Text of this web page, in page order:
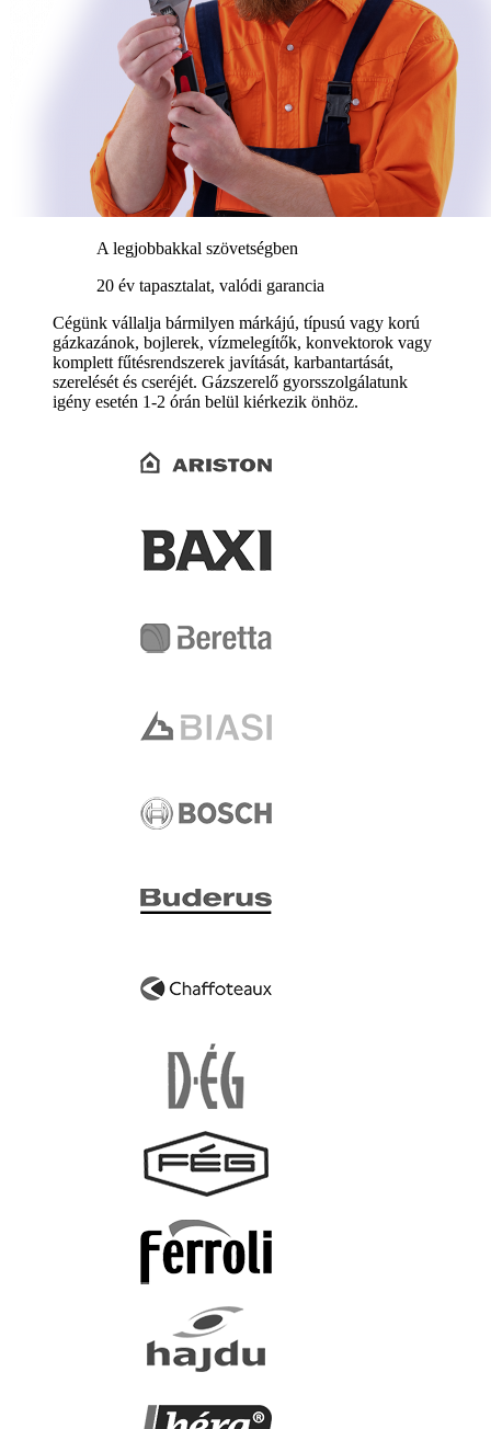
A legjobbakkal szövetségben
20 év tapasztalat, valódi garancia
Cégünk vállalja bármilyen márkájú, típusú vagy korú
gázkazánok, bojlerek, vízmelegítők, konvektorok vagy
komplett fűtésrendszerek javítását, karbantartását,
szerelését és cseréjét. Gázszerelő gyorsszolgálatunk
igény esetén 1-2 órán belül kiérkezik önhöz.